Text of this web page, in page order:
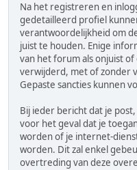
Na het registreren en
gedetailleerd profiel
verantwoordelijkheid om
juist te houden. Enige
van het forum als onjuist
verwijderd, met of zonder
Gepaste sancties kunnen
Bij ieder bericht dat je
voor het geval dat je
worden of je internet-
worden. Dit zal enkel
overtreding van deze